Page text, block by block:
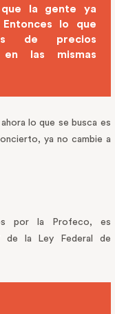
la gente ya
lo que
de precios
en las mismas
lo que se busca es
ya no cambie a
por la Profeco, es
de la Ley Federal de